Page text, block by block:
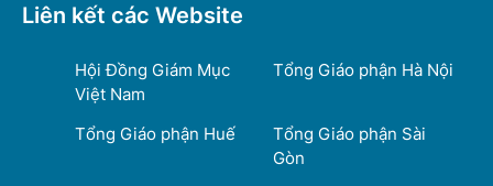
Liên kết các Website
Hội Đồng Giám Mục
Việt Nam
Tổng Giáo phận Hà Nội
Tổng Giáo phận Huế
Tổng Giáo phận Sài
Gòn